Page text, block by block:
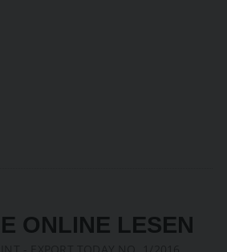
ONLINE LESEN